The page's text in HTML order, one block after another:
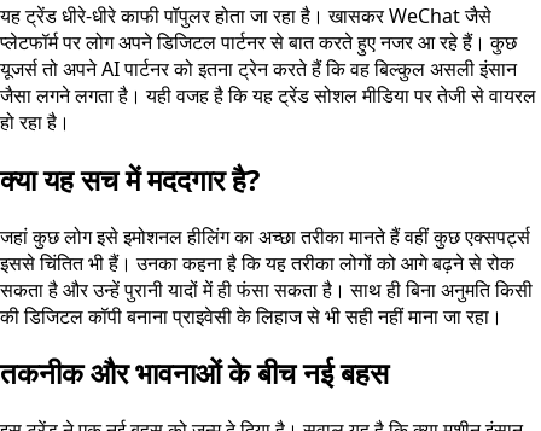
यह ट्रेंड धीरे-धीरे काफी पॉपुलर होता जा रहा है। खासकर WeChat जैसे
प्लेटफॉर्म पर लोग अपने डिजिटल पार्टनर से बात करते हुए नजर आ रहे हैं। कुछ
यूजर्स तो अपने AI पार्टनर को इतना ट्रेन करते हैं कि वह बिल्कुल असली इंसान
जैसा लगने लगता है। यही वजह है कि यह ट्रेंड सोशल मीडिया पर तेजी से वायरल
हो रहा है।
क्या यह सच में मददगार है?
जहां कुछ लोग इसे इमोशनल हीलिंग का अच्छा तरीका मानते हैं वहीं कुछ एक्सपर्ट्स
इससे चिंतित भी हैं। उनका कहना है कि यह तरीका लोगों को आगे बढ़ने से रोक
सकता है और उन्हें पुरानी यादों में ही फंसा सकता है। साथ ही बिना अनुमति किसी
की डिजिटल कॉपी बनाना प्राइवेसी के लिहाज से भी सही नहीं माना जा रहा।
तकनीक और भावनाओं के बीच नई बहस